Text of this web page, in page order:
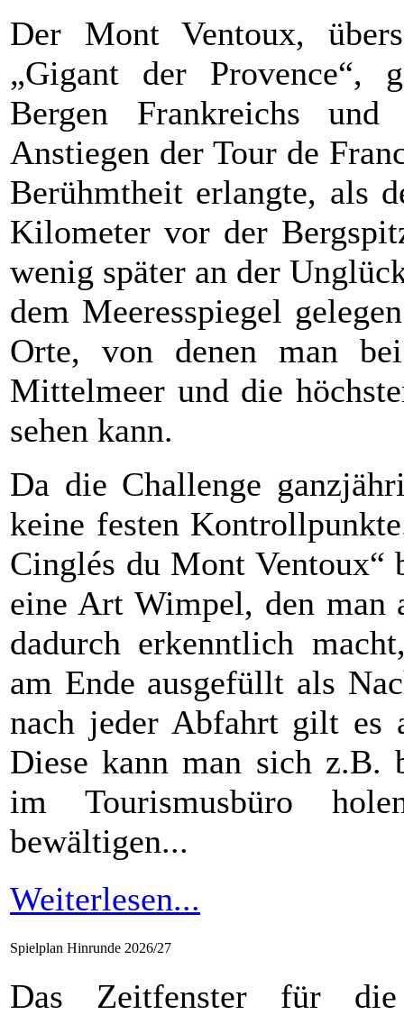
Der Mont Ventoux,
„Gigant der Provence“,
Bergen Frankreichs
Anstiegen der Tour de
Berühmtheit erlangte, als
Kilometer vor der
wenig später an der
dem Meeresspiegel
Orte, von denen man
Mittelmeer und die
sehen kann.
Da die Challenge
keine festen
Cinglés du Mont Ventoux“
eine Art Wimpel, den man
dadurch erkenntlich
am Ende ausgefüllt als
nach jeder Abfahrt gilt es
Diese kann man sich z.B.
im Tourismusbüro
bewältigen...
Weiterlesen...
Spielplan Hinrunde 2026/27
Das Zeitfenster für die